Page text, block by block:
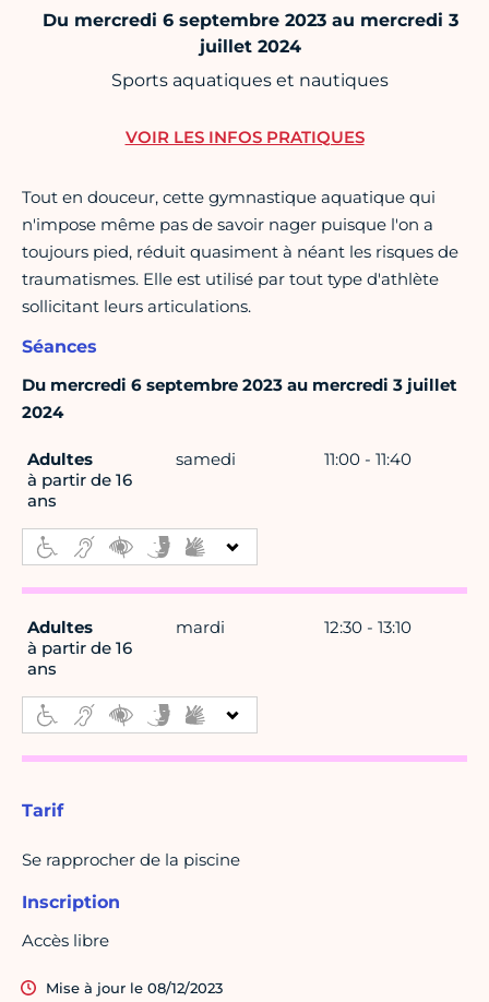
Du mercredi 6 septembre 2023 au mercredi 3
juillet 2024
Sports aquatiques et nautiques
Tout en douceur, cette gymnastique aquatique qui
n'impose même pas de savoir nager puisque l'on a
toujours pied, réduit quasiment à néant les risques de
traumatismes. Elle est utilisé par tout type d'athlète
sollicitant leurs articulations.
Séances
Du mercredi 6 septembre 2023 au mercredi 3 juillet
2024
Adultes
à partir de 16
ans
samedi 11:00 - 11:40
Adultes
à partir de 16
ans
mardi 12:30 - 13:10
Tarif
Se rapprocher de la piscine
Inscription
Accès libre
Mise à jour le 08/12/2023
VOIR LES INFOS PRATIQUES